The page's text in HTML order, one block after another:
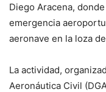
Diego Aracena,
emergencia
aeronave en la loza
La actividad,
Aeronáutica Civil